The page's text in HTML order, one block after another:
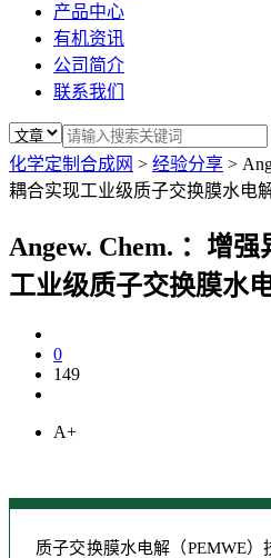
产品中心
有机资讯
公司简介
联系我们
化学定制合成网 > 经验分享 >
耦合实现工业级质子交换膜水电
Angew. Chem. ：增
工业级质子交换膜水
0
149
A+
质子交换膜水电解（PEMWE